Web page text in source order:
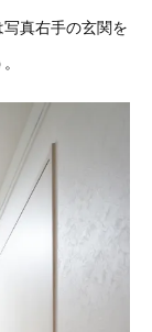
真右手の玄関を